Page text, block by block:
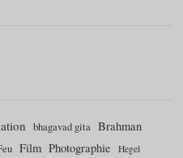
bhagavad gita Brahman
Film Photographie Hegel